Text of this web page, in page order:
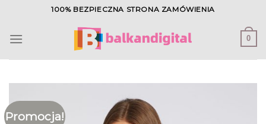
content
100% BEZPIECZNA STRONA ZAMÓWIENIA
0
Promocja!